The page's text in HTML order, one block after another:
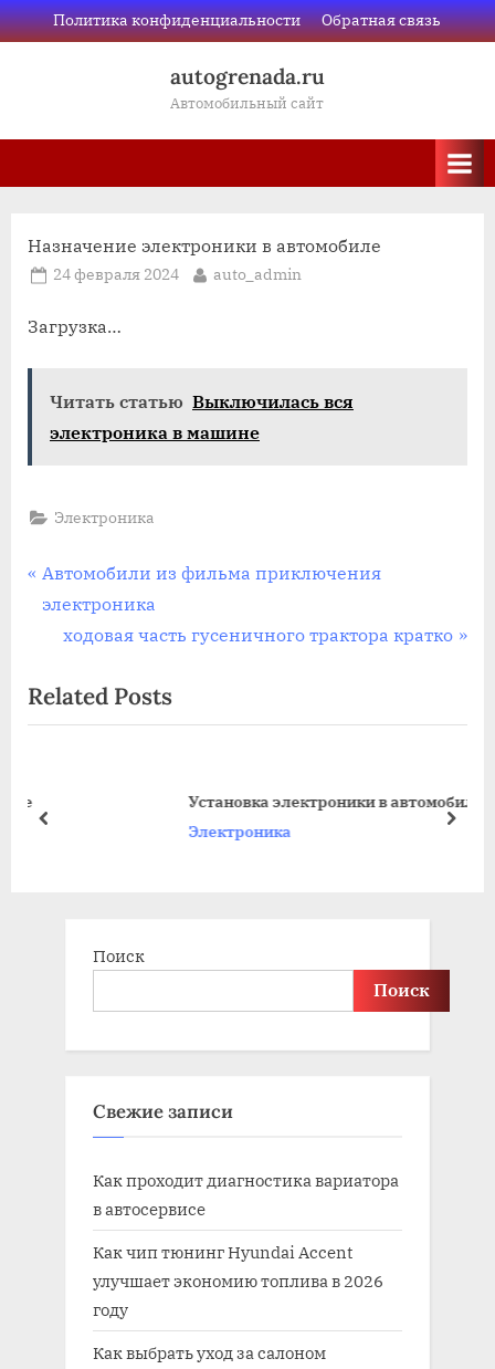
Skip
to
Политика конфиденциальности Обратная связь
autogrenada.ru
Автомобильный сайт
Назначение электроники в автомобиле
Posted
24 февраля 2024 By
auto_admin
Загрузка…
Читать статью Выключилась вся
электроника в машине
Электроника
Навигация
по
P
r
i
o
P
Автомобили из фильма приключения
электроника
N
x
t
ходовая часть гусеничного трактора кратко
Related Posts
Установка электроники в автомобиль
Электроника
prev next
Поиск
Поиск
Свежие записи
Как проходит диагностика вариатора
в автосервисе
Как чип тюнинг Hyundai Accent
улучшает экономию топлива в 2026
году
Как выбрать уход за салоном